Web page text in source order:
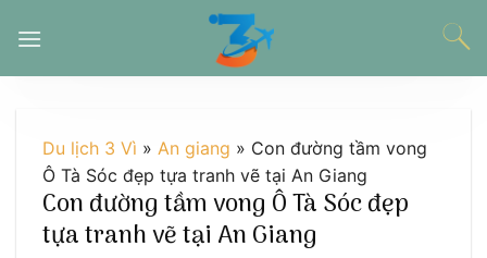
đến
Du lịch 3 Vì » An giang » Con đường tầm vong
Ô Tà Sóc đẹp tựa tranh vẽ tại An Giang
Con đường tầm vong Ô Tà Sóc đẹp
tựa tranh vẽ tại An Giang